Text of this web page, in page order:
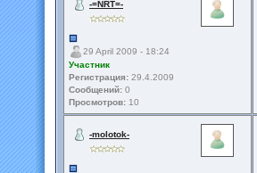
-=NRT=-
29 April 2009 - 18:24
Участник
Регистрация: 29.4.2009
Сообщений: 0
Просмотров: 10
-molotok-